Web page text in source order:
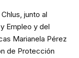
junto al
Empleo y del
Marianela Pérez
de Protección